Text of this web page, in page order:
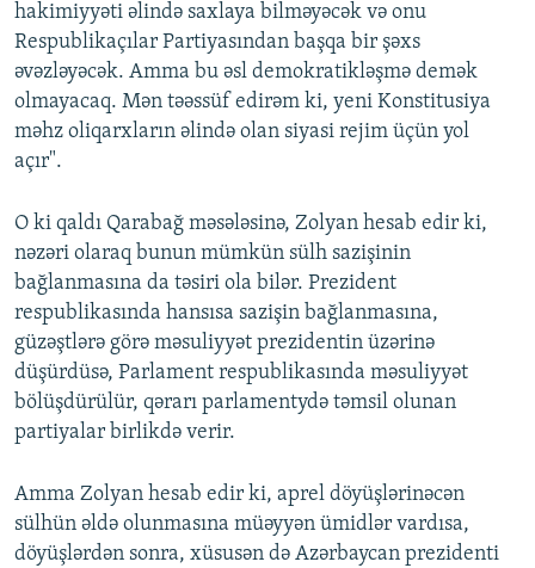
hakimiyyəti əlində saxlaya bilməyəcək və onu
Respublikaçılar Partiyasından başqa bir şəxs
əvəzləyəcək. Amma bu əsl demokratikləşmə demək
olmayacaq. Mən təəssüf edirəm ki, yeni Konstitusiya
məhz oliqarxların əlində olan siyasi rejim üçün yol
açır".
O ki qaldı Qarabağ məsələsinə, Zolyan hesab edir ki,
nəzəri olaraq bunun mümkün sülh sazişinin
bağlanmasına da təsiri ola bilər. Prezident
respublikasında hansısa sazişin bağlanmasına,
güzəştlərə görə məsuliyyət prezidentin üzərinə
düşürdüsə, Parlament respublikasında məsuliyyət
bölüşdürülür, qərarı parlamentydə təmsil olunan
partiyalar birlikdə verir.
Amma Zolyan hesab edir ki, aprel döyüşlərinəcən
sülhün əldə olunmasına müəyyən ümidlər vardısa,
döyüşlərdən sonra, xüsusən də Azərbaycan prezidenti